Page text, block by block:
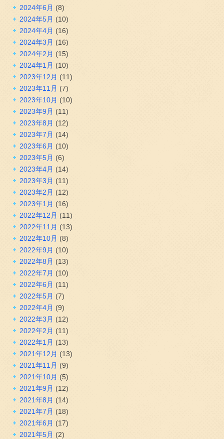
2024年6月 (8)
2024年5月 (10)
2024年4月 (16)
2024年3月 (16)
2024年2月 (15)
2024年1月 (10)
2023年12月 (11)
2023年11月 (7)
2023年10月 (10)
2023年9月 (11)
2023年8月 (12)
2023年7月 (14)
2023年6月 (10)
2023年5月 (6)
2023年4月 (14)
2023年3月 (11)
2023年2月 (12)
2023年1月 (16)
2022年12月 (11)
2022年11月 (13)
2022年10月 (8)
2022年9月 (10)
2022年8月 (13)
2022年7月 (10)
2022年6月 (11)
2022年5月 (7)
2022年4月 (9)
2022年3月 (12)
2022年2月 (11)
2022年1月 (13)
2021年12月 (13)
2021年11月 (9)
2021年10月 (5)
2021年9月 (12)
2021年8月 (14)
2021年7月 (18)
2021年6月 (17)
2021年5月 (2)